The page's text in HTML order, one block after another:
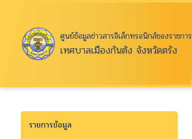
ศูนย์ข้อมูลข่าวสารอิเล็กทรอนิกส์ของราชการ
เทศบาลเมืองกันตัง จังหวัดตรัง
รายการข้อมูล